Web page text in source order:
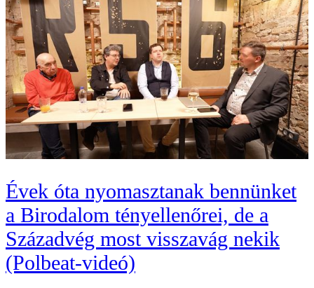
Évek óta nyomasztanak bennünket
a Birodalom tényellenőrei, de a
Századvég most visszavág nekik
(Polbeat-videó)